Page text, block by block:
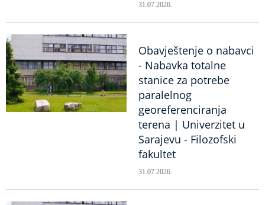
31.07.2026.
Obavještenje o nabavci
- Nabavka totalne
stanice za potrebe
paralelnog
georeferenciranja
terena | Univerzitet u
Sarajevu - Filozofski
fakultet
31.07.2026.